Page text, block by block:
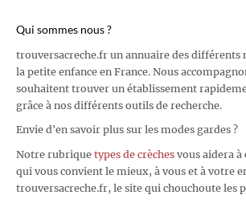
Qui sommes nous ?
trouversacreche.fr un annuaire des différents
la petite enfance en France. Nous
souhaitent trouver un établissement
grâce à nos différents outils de recherche.
Envie d'en savoir plus sur les modes gardes ?
Notre rubrique types de crèches vous aidera
qui vous convient le mieux, à vous et à votre
trouversacreche.fr, le site qui chouchoute les